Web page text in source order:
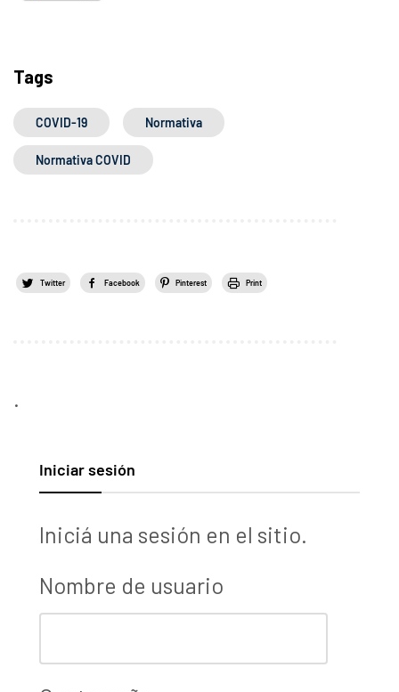
Tags
COVID-19 Normativa
Normativa COVID
Twitter Facebook Pinterest Print
.
Iniciar sesión
Iniciá una sesión en el sitio.
Nombre de usuario